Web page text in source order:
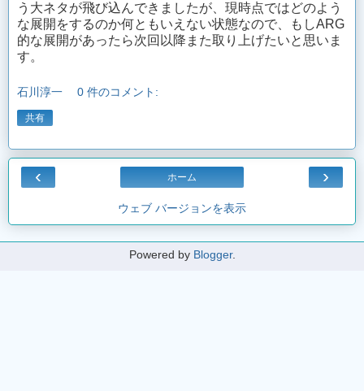
う大ネタが飛び込んできましたが、現時点ではどのよう
な展開をするのか何ともいえない状態なので、もしARG
的な展開があったら次回以降また取り上げたいと思いま
す。
石川淳一 0 件のコメント:
共有
‹ ›
ホーム
ウェブ バージョンを表示
Powered by Blogger.